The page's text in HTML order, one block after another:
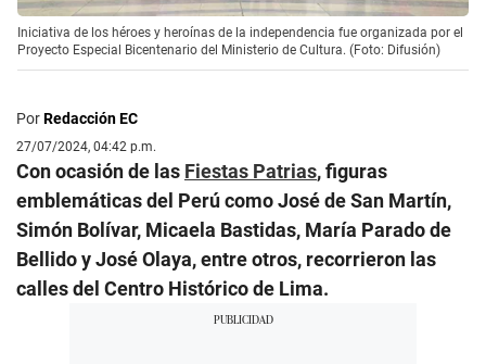
Iniciativa de los héroes y heroínas de la independencia fue organizada por el
Proyecto Especial Bicentenario del Ministerio de Cultura. (Foto: Difusión)
PorRedacción EC
27/07/2024, 04:42 p.m.
Con ocasión de las Fiestas Patrias, figuras
emblemáticas del Perú como José de San Martín,
Simón Bolívar, Micaela Bastidas, María Parado de
Bellido y José Olaya, entre otros, recorrieron las
calles del Centro Histórico de Lima.